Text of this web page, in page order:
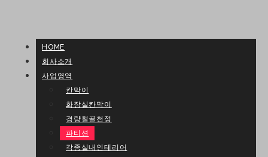
HOME
회사소개
사업영역
칸막이
화장실칸막이
경량철골천정
파티션
각종실내인테리어